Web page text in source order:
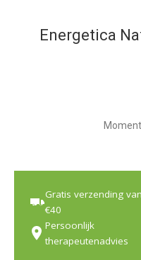
Energetica
Gratis verzending
€40
Persoonlijk
therapeutenadvies